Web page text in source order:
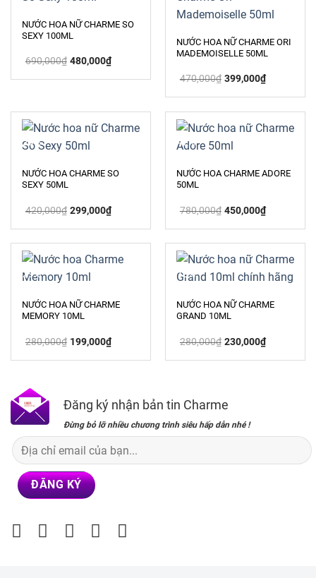
NƯỚC HOA NỮ CHARME SO
SEXY 100ML
690,000₫ Giá
gốc
480,000₫Giá
hiện
NƯỚC HOA NỮ CHARME ORI
MADEMOISELLE 50ML
470,000₫ Giá
gốc
399,000₫Giá
hiện
399,000₫.
-29%
NƯỚC HOA CHARME SO
SEXY 50ML
420,000₫ Giá
gốc
420,000₫.
299,000₫Giá
hiện
là:
299,000₫.
-42%
NƯỚC HOA CHARME ADORE
50ML
780,000₫ Giá
gốc
780,000₫.
450,000₫Giá
hiện
là:
450,000₫.
-29%
NƯỚC HOA NỮ CHARME
MEMORY 10ML
280,000₫ Giá
gốc
199,000₫Giá
hiện
-18%
NƯỚC HOA NỮ CHARME
GRAND 10ML
280,000₫ Giá
gốc
230,000₫Giá
hiện
Đăng ký nhận bản tin Charme
Đừng bỏ lỡ nhiều chương trình siêu hấp dẫn nhé !